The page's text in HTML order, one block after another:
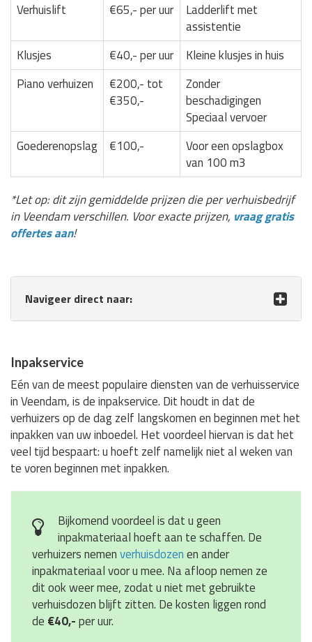
Verhuislift
€65,- per uur
Ladderlift met
assistentie
Klusjes
€40,- per uur
Kleine klusjes in huis
Piano verhuizen
€200,- tot
€350,-
Zonder
beschadigingen
Speciaal vervoer
Goederenopslag
€100,-
Voor een opslagbox
van 100 m3
*Let op: dit zijn gemiddelde prijzen die per verhuisbedrijf
in Veendam verschillen. Voor exacte prijzen, vraag gratis
offertes aan!
Navigeer direct naar:
Inpakservice
Eén van de meest populaire diensten van de verhuisservice
in Veendam, is de inpakservice. Dit houdt in dat de
verhuizers op de dag zelf langskomen en beginnen met het
inpakken van uw inboedel. Het voordeel hiervan is dat het
veel tijd bespaart: u hoeft zelf namelijk niet al weken van
te voren beginnen met inpakken.
Bijkomend voordeel is dat u geen
inpakmateriaal hoeft aan te schaffen. De
verhuizers nemenverhuisdozenen ander
inpakmateriaal voor u mee. Na afloop nemen ze
dit ook weer mee, zodat u niet met gebruikte
verhuisdozen blijft zitten. De kosten liggen rond
de €40,-per uur.